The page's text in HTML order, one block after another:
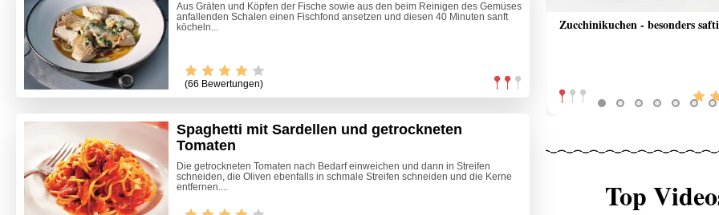
Aus Gräten und Köpfen der Fische sowie aus den beim Reinigen des Gemüses
anfallenden Schalen einen Fischfond ansetzen und diesen 40 Minuten sanft
köcheln...
(66 Bewertungen)
Spaghetti mit Sardellen und getrockneten
Tomaten
Die getrockneten Tomaten nach Bedarf einweichen und dann in Streifen
schneiden, die Oliven ebenfalls in schmale Streifen schneiden und die Kerne
entfernen....
Zucchinikuchen - besonders
Klassische Schinkenfleckerl
Top